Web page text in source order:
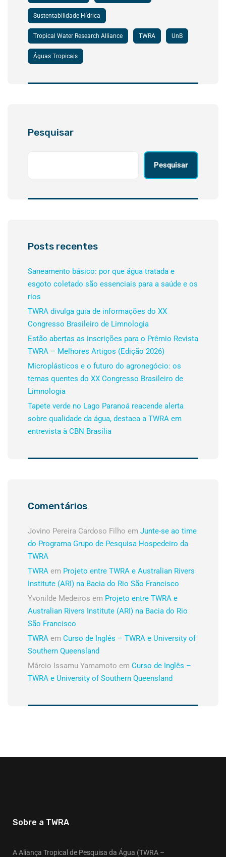
Sustentabilidade Hídrica
Tropical Water Research Alliance TWRA UnB
Águas Tropicais
Pesquisar
Pesquisar
Posts recentes
Saneamento básico: por que água tratada e
esgoto coletado são essenciais para a saúde e os
rios
TWRA divulga guia de informações do XX
Congresso Brasileiro de Limnologia
Estão abertas as inscrições para o Prêmio Revista
TWRA – Melhores Artigos (Edição 2026)
Microplásticos e o futuro do agronegócio: os
temas quentes do XX Congresso Brasileiro de
Limnologia
Tapete verde no Lago Paranoá reacende alerta
sobre qualidade da água, destaca a TWRA em
entrevista à CBN Brasília
Comentários
Jovino Pereira Cardoso Filho em Junte-se ao time
do Programa Grupo de Pesquisa Hospedeiro da
TWRA
TWRA em Projeto entre TWRA e Australian Rivers
Institute (ARI) na Bacia do Rio São Francisco
Yvonilde Medeiros em Projeto entre TWRA e
Australian Rivers Institute (ARI) na Bacia do Rio
São Francisco
TWRA em Curso de Inglês – TWRA e University of
Southern Queensland
Márcio Issamu Yamamoto em Curso de Inglês –
TWRA e University of Southern Queensland
Sobre a TWRA
A Aliança Tropical de Pesquisa da Água (TWRA –